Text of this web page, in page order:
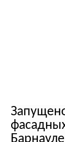
Барнауле